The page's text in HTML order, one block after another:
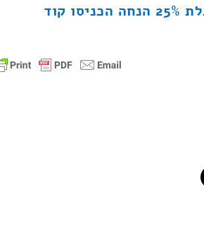
הוצאת מגיד (לקבלת 25% הנחה הכניסו קוד